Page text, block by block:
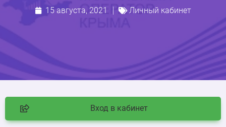
15 августа, 2021 Личный кабинет
Вход в кабинет